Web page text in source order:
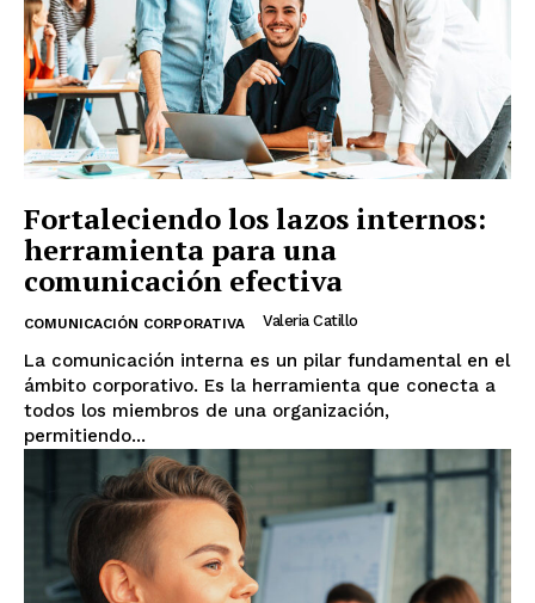
Fortaleciendo los lazos internos:
herramienta para una
comunicación efectiva
COMUNICACIÓN CORPORATIVA Valeria Catillo
La comunicación interna es un pilar fundamental en el
ámbito corporativo. Es la herramienta que conecta a
todos los miembros de una organización,
permitiendo...